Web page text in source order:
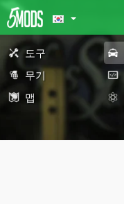
도구
무기
맵